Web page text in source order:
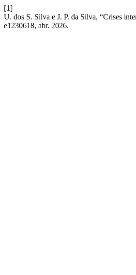
[1]
U. dos S. Silva e J. P. da Silva, “Crises
e1230618, abr. 2026.